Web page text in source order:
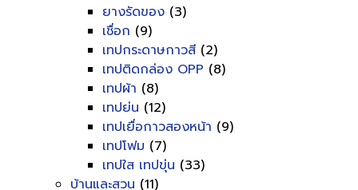
ยางรัดของ (3)
เชื่อก (9)
เทปกระดาษกาวสี (2)
เทปติดกล่อง OPP (8)
เทปผ้า (8)
เทปย่น (12)
เทปเยื่อกาวสองหน้า (9)
เทปโฟม (7)
เทปใส เทปขุ่น (33)
บ้านและสวน (11)